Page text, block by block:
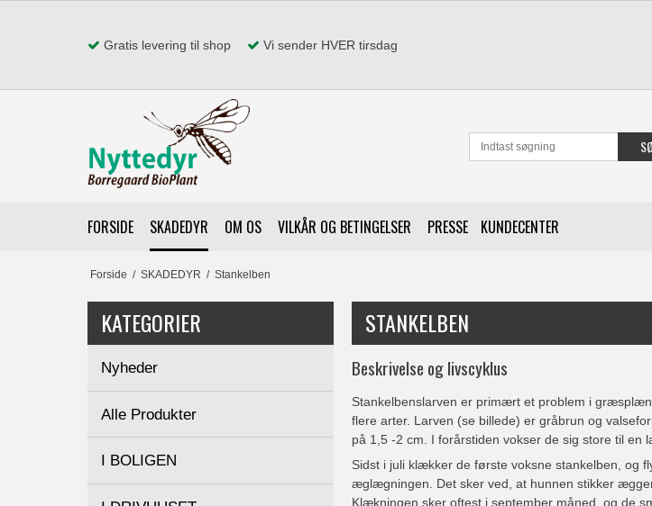
Gratis levering til shop Vi sender HVER tirsdag
FORSIDE SKADEDYR OM OS VILKÅR OG BETINGELSER PRESSE KUNDECENTER
Forside / SKADEDYR / Stankelben
KATEGORIER
Nyheder
Alle Produkter
I BOLIGEN
STANKELBEN
Beskrivelse og livscyklus
Stankelbenslarven er primært et problem i
flere arter. Larven (se billede) er gråbrun og
på 1,5 -2 cm. I forårstiden vokser de sig store til en
Sidst i juli klækker de første voksne stankelben, og
æglægningen. Det sker ved, at hunnen stikker
Klækningen sker oftest i september måned, og de